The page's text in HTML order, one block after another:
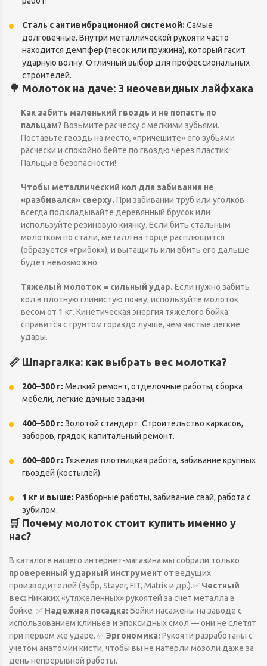
Сталь с антивибрационной системой: Самые
долговечные. Внутри металлической рукояти часто
находится демпфер (песок или пружина), который гасит
ударную волну. Отличный выбор для профессиональных
строителей.
🌳 Молоток на даче: 3 неочевидных лайфхака
Как забить маленький гвоздь и не попасть по
пальцам? Возьмите расческу с мелкими зубьями.
Поставьте гвоздь на место, «причешите» его зубьями
расчески и спокойно бейте по гвоздю через пластик.
Пальцы в безопасности!
Чтобы металлический кол для забивания не
«разбивался» сверху. При забивании труб или уголков
всегда подкладывайте деревянный брусок или
используйте резиновую киянку. Если бить стальным
молотком по стали, металл на торце расплющится
(образуется «грибок»), и вытащить или вбить его дальше
будет невозможно.
Тяжелый молоток = сильный удар. Если нужно забить
кол в плотную глинистую почву, используйте молоток
весом от 1 кг. Кинетическая энергия тяжелого бойка
справится с грунтом гораздо лучше, чем частые легкие
удары.
📏 Шпаргалка: как выбрать вес молотка?
200–300 г: Мелкий ремонт, отделочные работы, сборка
мебели, легкие дачные задачи.
400–500 г: Золотой стандарт. Строительство каркасов,
заборов, грядок, капитальный ремонт.
600–800 г: Тяжелая плотницкая работа, забивание крупных
гвоздей (костылей).
1 кг и выше: Разборные работы, забивание свай, работа с
зубилом.
🛒 Почему молоток стоит купить именно у
нас?
В каталоге нашего интернет-магазина мы собрали только
проверенный ударный инструмент от ведущих
производителей (Зубр, Stayer, FIT, Matrix и др.).✅ Честный
вес: Никаких «утяжеленных» рукоятей за счет металла в
бойке. ✅ Надежная посадка: Бойки насажены на заводе с
использованием клиньев и эпоксидных смол — они не слетят
при первом же ударе. ✅Эргономика: Рукояти разработаны с
учетом анатомии кисти, чтобы вы не натерли мозоли даже за
день непрерывной работы.